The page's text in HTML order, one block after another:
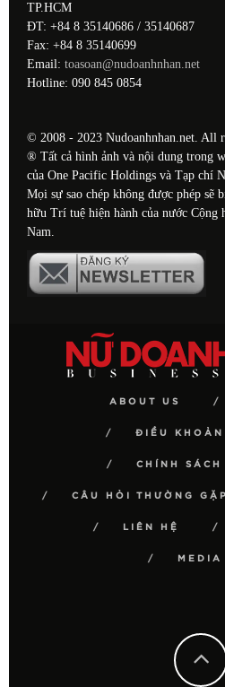
TP.HCM
ĐT: +84 8 35140686 / 35140687
Fax: +84 8 35140699
Email: toasoan@nudoanhnhan.net
Hotline: 090 845 0854
© 2008 - 2023 Nudoanhnhan.net. All
® Tất cả hình ảnh và nội dung trong
của One Pacific Holdings và Tạp chí
Mọi sự sao chép không được phép sẽ
hữu Trí tuệ hiện hành của nước Cộng
Nam.
ABOUT US
ĐIỀU KHOẢN
CHÍNH
CÂU HỎI THƯỜNG GẶP
LIÊN HỆ
MEDIA